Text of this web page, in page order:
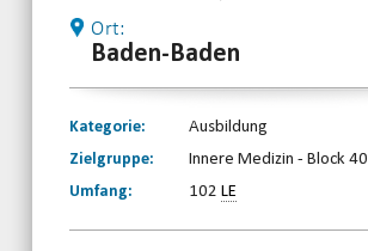
Ort:
Baden-Baden
Kategorie:
Ausbildung
Zielgruppe:
Innere Medizin - Block 40
Umfang:
102 LE